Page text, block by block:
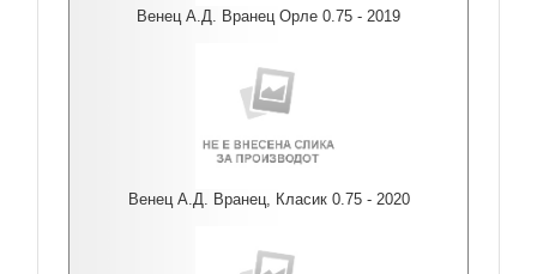
Венец А.Д. Вранец Орле 0.75 - 2019
Венец А.Д. Вранец, Класик 0.75 - 2020